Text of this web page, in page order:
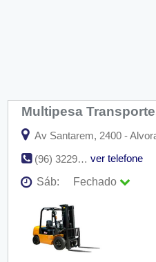
Multipesa
Av Santarem, 2400 -
(96) 3229-0033
ver telefone
Sáb:
Fechado
Qua:
09:00 - 18:00
Qui:
09:00 - 18:00
09:00 - 18:00